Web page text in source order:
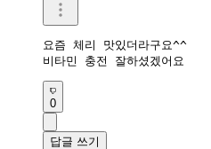
요즘 체리 맛있더라구요^^
비타민 충전 잘하셨겠어요
0
답글 쓰기